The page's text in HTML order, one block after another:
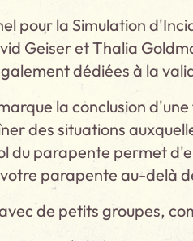
pour la Simulation
Geiser et Thalia
dédiées à la
la conclusion
des situations
du parapente permet
parapente au-delà
de petits groupes,